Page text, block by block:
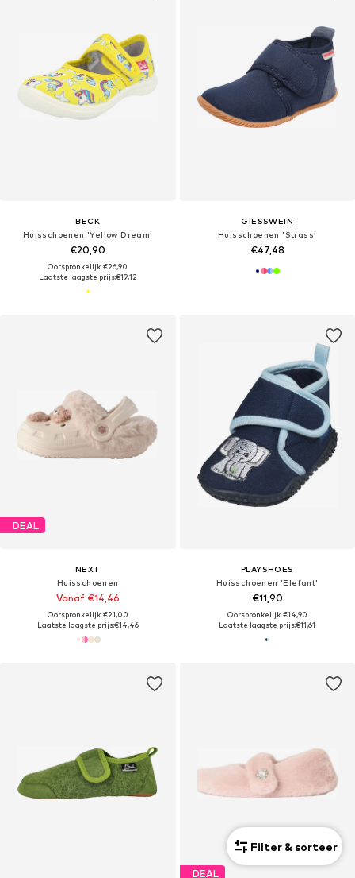
BECK
Huisschoenen 'Yellow Dream'
€20,90
Oorspronkelijk: €26,90
Laatste laagste prijs:€19,12
GIESSWEIN
Huisschoenen 'Strass'
€47,48
DEAL
NEXT
Huisschoenen
Vanaf €14,46
Oorspronkelijk: €21,00
Laatste laagste prijs:€14,46
PLAYSHOES
Huisschoenen 'Elefant'
€11,90
Oorspronkelijk: €14,90
Laatste laagste prijs:€11,61
DEAL
Filter & sorteer